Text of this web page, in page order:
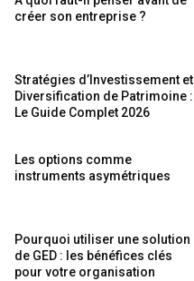
créer son entreprise ?
Stratégies d’Investissement et
Diversification de Patrimoine :
Le Guide Complet 2026
Les options comme
instruments asymétriques
Pourquoi utiliser une solution
de GED : les bénéfices clés
pour votre organisation